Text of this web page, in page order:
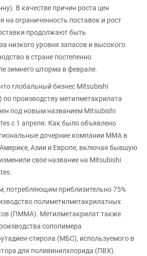
В качестве причин роста цен
на ограниченность поставок и рост
продолжают быть
низкого уровня запасов и высокого
в стране постепенно
зимнего шторма в феврале.
глобальный бизнес Mitsubishi
по производству метилметакрилата
под новым названием Mitsubishi
с 1 апреля. Как было объявлено
дочерние компании MMA в
Азии и Европе, включая бывшую
свое название на Mitsubishi
потребляющим приблизительно 75%
полиметилметакрилатных
(ПММА). Метилметакрилат также
сополимера
стирола (МБС), используемого в
для поливинилхлорида (ПВХ).